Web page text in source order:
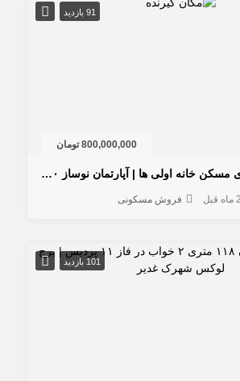
800,000,000 تومان
طرح ویژه واگذاری مسکن خانه اولی ها | آپارتمان نوساز ۱۱۰ متری
فروش مسکونی
101 بازدید